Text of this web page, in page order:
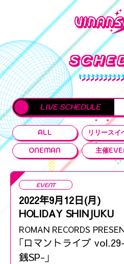
LIVE SCHEDULE
ALL リリースイ
ONEMAN 主催
EVENT
2022年9月12日(月)
HOLIDAY SHINJUKU
ROMAN RECORDS
｢ロマントライブ
銭SP-｣